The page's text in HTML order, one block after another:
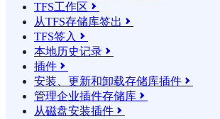
TFS工作区 
从TFS存储库签出 
TFS签入 
本地历史记录 
插件 
安装、更新和卸载存储库插件 
管理企业插件存储库 
从磁盘安装插件 